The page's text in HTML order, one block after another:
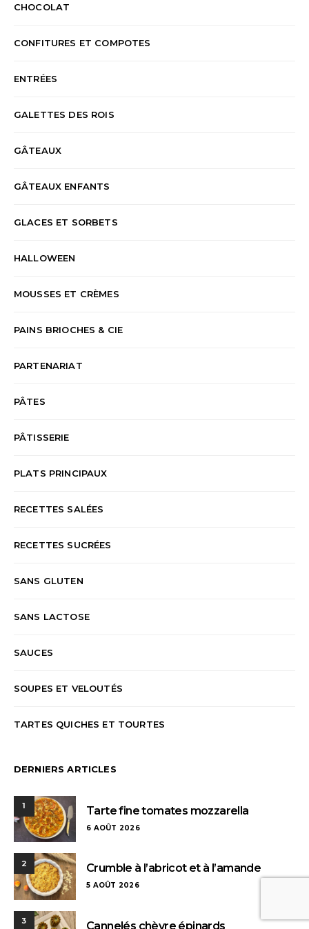
CHOCOLAT
CONFITURES ET COMPOTES
ENTRÉES
GALETTES DES ROIS
GÂTEAUX
GÂTEAUX ENFANTS
GLACES ET SORBETS
HALLOWEEN
MOUSSES ET CRÈMES
PAINS BRIOCHES & CIE
PARTENARIAT
PÂTES
PÂTISSERIE
PLATS PRINCIPAUX
RECETTES SALÉES
RECETTES SUCRÉES
SANS GLUTEN
SANS LACTOSE
SAUCES
SOUPES ET VELOUTÉS
TARTES QUICHES ET TOURTES
DERNIERS ARTICLES
1 Tarte fine tomates mozzarella
6 AOÛT 2026
2 Crumble à l’abricot et à l’amande
5 AOÛT 2026
3 Cannelés chèvre épinards